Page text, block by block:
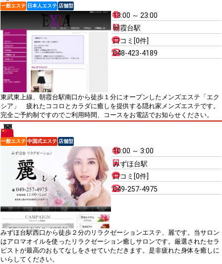
一般エステ 日本人エステ 店舗型
13:00 ～ 23:00
朝霞台駅
口コミ[0件]
048-423-4189
東武東上線、朝霞台駅南口から徒歩１分にオープンしたメンズエステ「エク
シア」 疲れたココロとカラダに癒しを提供する隠れ家メンズエステです。
完全ご予約制ですのでご利用時間、コースをお電話でお知らせください。
麗
一般エステ 中国式エステ 店舗型
10:00 ～ 3:00
みずほ台駅
口コミ[0件]
049-257-4975
みずほ台駅西口から徒歩２分のリラクゼーションエステ、麗です。当サロン
はアロマオイルを使ったリラクゼーション癒しサロンです。厳選されたセラ
ピストが最高のおもてなしをさせていただきます。是非疲れた身体を癒しに
いらしてください。